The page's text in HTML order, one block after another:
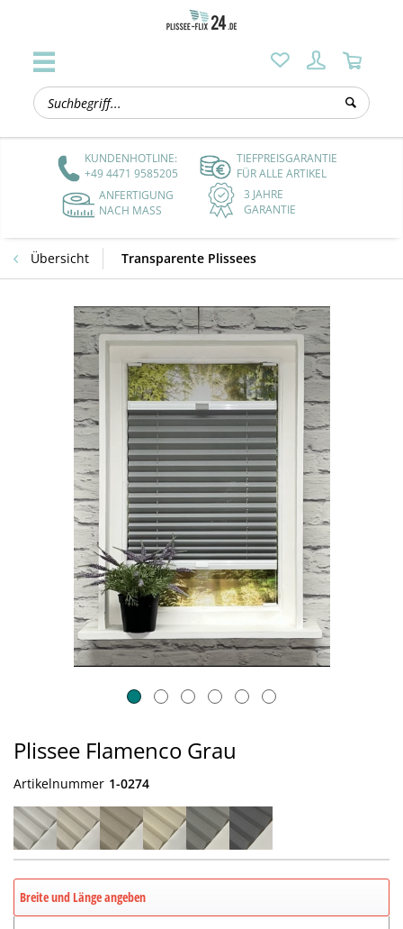
KUNDENHOTLINE:
+49 4471 9585205
TIEFPREISGARANTIE
FÜR ALLE ARTIKEL
ANFERTIGUNG
NACH MASS
3 JAHRE
GARANTIE
Übersicht Transparente Plissees
Plissee Flamenco Grau
Artikelnummer 1-0274
Breite und Länge angeben